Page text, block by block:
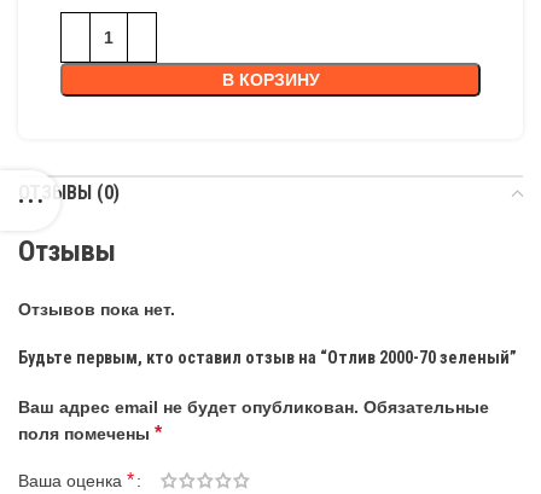
В КОРЗИНУ
ОТЗЫВЫ (0)
Отзывы
Отзывов пока нет.
Будьте первым, кто оставил отзыв на “Отлив 2000-70 зеленый”
Ваш адрес email не будет опубликован. Обязательные
поля помечены *
Ваша оценка *